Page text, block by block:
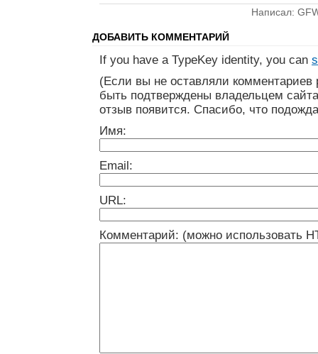
Написал:
ДОБАВИТЬ КОММЕНТАРИЙ
If you have a TypeKey identity, you can
(Если вы не оставляли
быть подтверждены владельцем
отзыв появится. Спасибо, что
Имя:
Email:
URL:
Комментарий: (можно использовать